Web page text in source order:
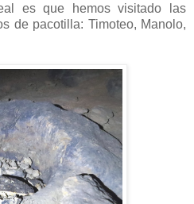
es que hemos visitado las
de pacotilla: Timoteo, Manolo,